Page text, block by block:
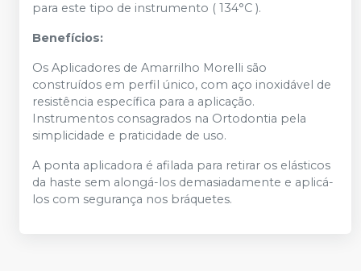
para este tipo de instrumento ( 134°C ).
Benefícios:
Os Aplicadores de Amarrilho Morelli são
construídos em perfil único, com aço inoxidável de
resistência específica para a aplicação.
Instrumentos consagrados na Ortodontia pela
simplicidade e praticidade de uso.
A ponta aplicadora é afilada para retirar os elásticos
da haste sem alongá-los demasiadamente e aplicá-
los com segurança nos bráquetes.